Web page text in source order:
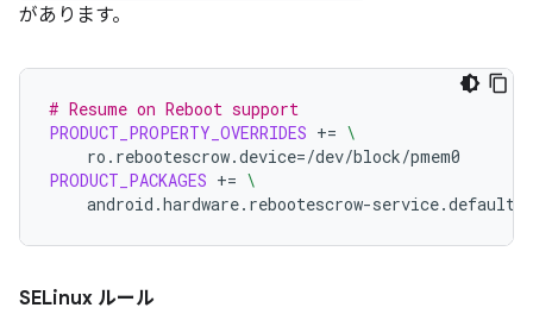
があります。
# Resume on Reboot support
PRODUCT_PROPERTY_OVERRIDES += \
ro.rebootescrow.device=
PRODUCT_PACKAGES += \
SELinux ルール